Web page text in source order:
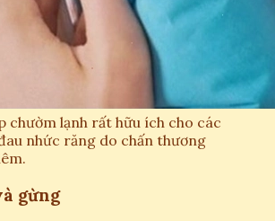
chườm lạnh rất hữu ích cho các
nhức răng do chấn thương
gừng